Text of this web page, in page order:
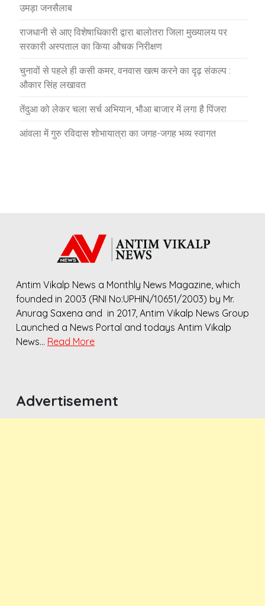
उमड़ा जनसैलाब
राजधानी से आए विशेषाधिकारी द्वारा बालोतरा जिला मुख्यालय पर
सरकारी अस्पताल का किया औचक निरीक्षण
चुनावों से पहले ही कसी कमर, वनवास खत्म करने का दृढ़ संकल्प :
औकार सिंह लखावत
तेंदुआ को लेकर चला सर्च अभियान, भौआ बाजार में लगा है पिंजरा
आंवला में गुरु रविदास शोभायात्रा का जगह-जगह भव्य स्वागत
Antim Vikalp News a Monthly News Magazine, which
founded in 2003 (RNI No:UPHIN/10651/2003) by Mr.
Anurag Saxena and in 2017, Antim Vikalp News Group
Launched a News Portal and todays Antim Vikalp
News… Read More
Advertisement